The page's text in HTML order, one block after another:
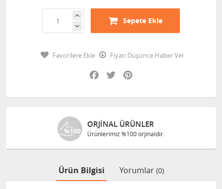
Sepete Ekle
Favorilere Ekle
Fiyatı Düşünce Haber Ver
Facebook
Twitter
ORJINAL ÜRÜNLER
Ürünlerimiz %100 orjinaldir.
Ürün Bilgisi Yorumlar (0)